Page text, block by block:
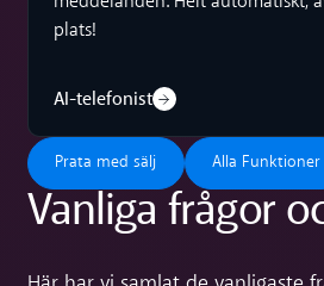
plats!
AI-telefonist
Prata med sälj
Prata med sälj
Alla
Alla Funktioner
Vanliga frågor